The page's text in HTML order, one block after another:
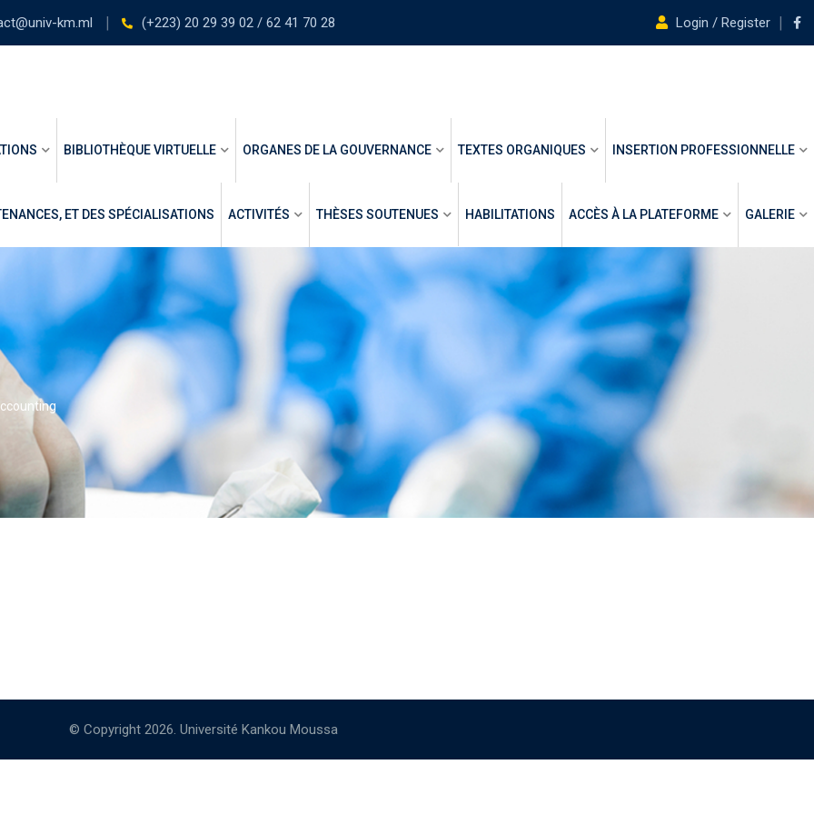
km.ml (+223) 20 29 39 02 / 62 41 70 28 Login / Register
BIBLIOTHÈQUE VIRTUELLE ORGANES DE LA GOUVERNANCE TEXTES ORGANIQUES INSERTION PROFESSIONNELLE
ET DES SPÉCIALISATIONS ACTIVITÉS THÈSES SOUTENUES HABILITATIONS ACCÈS À LA PLATEFORME GALERIE
© Copyright 2026. Université Kankou Moussa